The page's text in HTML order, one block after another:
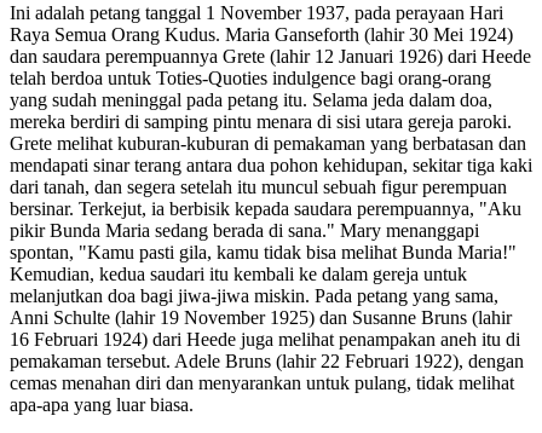
Ini adalah petang tanggal 1 November 1937, pada perayaan Hari
Raya Semua Orang Kudus. Maria Ganseforth (lahir 30 Mei 1924)
dan saudara perempuannya Grete (lahir 12 Januari 1926) dari Heede
telah berdoa untuk Toties-Quoties indulgence bagi orang-orang
yang sudah meninggal pada petang itu. Selama jeda dalam doa,
mereka berdiri di samping pintu menara di sisi utara gereja paroki.
Grete melihat kuburan-kuburan di pemakaman yang berbatasan dan
mendapati sinar terang antara dua pohon kehidupan, sekitar tiga kaki
dari tanah, dan segera setelah itu muncul sebuah figur perempuan
bersinar. Terkejut, ia berbisik kepada saudara perempuannya, "Aku
pikir Bunda Maria sedang berada di sana." Mary menanggapi
spontan, "Kamu pasti gila, kamu tidak bisa melihat Bunda Maria!"
Kemudian, kedua saudari itu kembali ke dalam gereja untuk
melanjutkan doa bagi jiwa-jiwa miskin. Pada petang yang sama,
Anni Schulte (lahir 19 November 1925) dan Susanne Bruns (lahir
16 Februari 1924) dari Heede juga melihat penampakan aneh itu di
pemakaman tersebut. Adele Bruns (lahir 22 Februari 1922), dengan
cemas menahan diri dan menyarankan untuk pulang, tidak melihat
apa-apa yang luar biasa.